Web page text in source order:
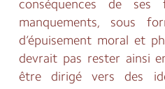
conséquences de
manquements, sous
d’épuisement moral et
devrait pas rester ainsi
être dirigé vers des